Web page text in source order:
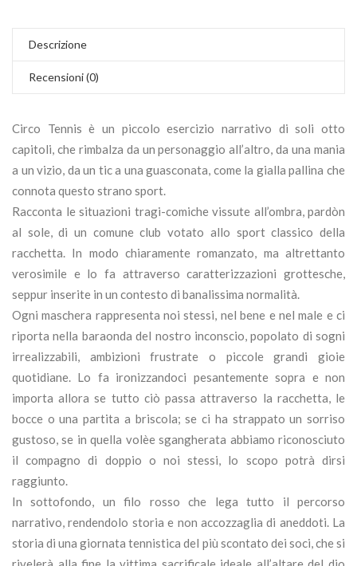
Descrizione
Recensioni (0)
Circo Tennis è un piccolo esercizio narrativo di soli otto
capitoli, che rimbalza da un personaggio all’altro, da una mania
a un vizio, da un tic a una guasconata, come la gialla pallina che
connota questo strano sport.
Racconta le situazioni tragi-comiche vissute all’ombra, pardòn
al sole, di un comune club votato allo sport classico della
racchetta. In modo chiaramente romanzato, ma altrettanto
verosimile e lo fa attraverso caratterizzazioni grottesche,
seppur inserite in un contesto di banalissima normalità.
Ogni maschera rappresenta noi stessi, nel bene e nel male e ci
riporta nella baraonda del nostro inconscio, popolato di sogni
irrealizzabili, ambizioni frustrate o piccole grandi gioie
quotidiane. Lo fa ironizzandoci pesantemente sopra e non
importa allora se tutto ciò passa attraverso la racchetta, le
bocce o una partita a briscola; se ci ha strappato un sorriso
gustoso, se in quella volèe sgangherata abbiamo riconosciuto
il compagno di doppio o noi stessi, lo scopo potrà dirsi
raggiunto.
In sottofondo, un filo rosso che lega tutto il percorso
narrativo, rendendolo storia e non accozzaglia di aneddoti. La
storia di una giornata tennistica del più scontato dei soci, che si